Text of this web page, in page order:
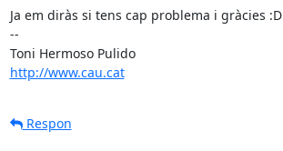
Ja em diràs si tens cap problema i gràcies :D
--
Toni Hermoso Pulido
http://www.cau.cat
Respon